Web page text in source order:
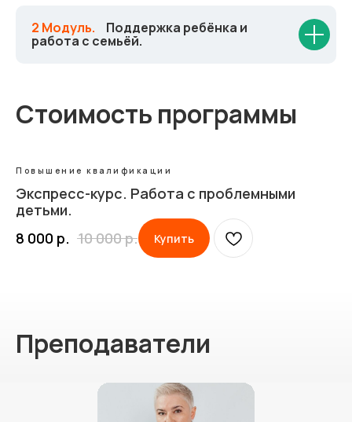
2 Модуль. Поддержка ребёнка и
работа с семьёй.
Стоимость программы
Повышение квалификации
Экспресс-курс. Работа с проблемными
детьми.
8 000 р. 10 000р. Купить
Преподаватели